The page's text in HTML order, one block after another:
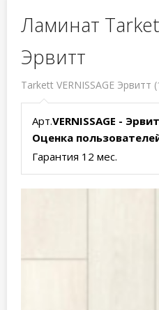
Ламинат
Эрвитт
Tarkett VERNISSAGE
Арт.VERNISSAGE -
Оценка
Гарантия 12 мес.